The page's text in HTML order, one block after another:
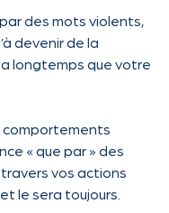
des mots violents,
devenir de la
a longtemps que votre
comportements
« que par » des
vos actions
le sera toujours.